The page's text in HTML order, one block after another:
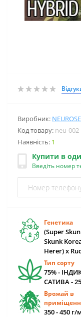
Виробник:
Код товару: neu-002
Наявність: 1
Купити в
Введіть номер
Генетика
(Super
Skunk
Herer) х
Тип сорту
75% -
САТИВА -
Врожай в
350 - 450 г/